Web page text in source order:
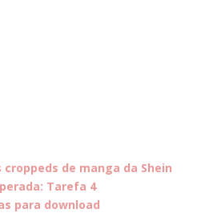
croppeds de manga da Shein
Tarefa 4
para download